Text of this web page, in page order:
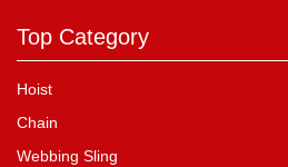
Top Category
Hoist
Chain
Webbing Sling